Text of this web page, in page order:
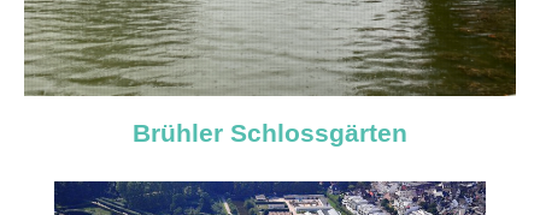
Brühler Schlossgärten